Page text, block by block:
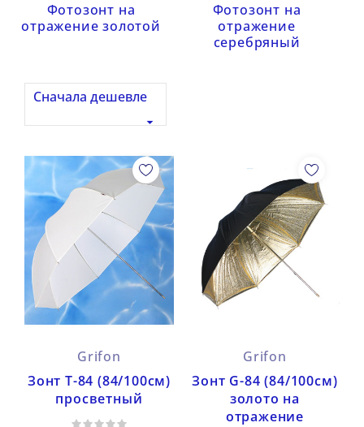
Фотозонт на
отражение золотой
Фотозонт на
отражение
серебряный
Сначала дешевле

Grifon
Зонт Т-84 (84/100см)
просветный
Grifon
Зонт G-84 (84/100см)
золото на
отражение